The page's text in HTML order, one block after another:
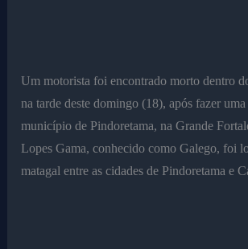
Um motorista foi encontrado morto dentro
na tarde deste domingo (18), após fazer
município de Pindoretama, na Grande
Lopes Gama, conhecido como Galego, foi
matagal entre as cidades de Pindoretama e